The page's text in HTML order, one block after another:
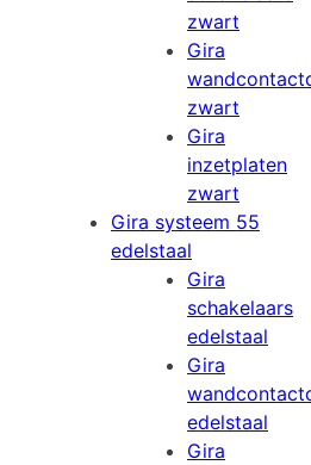
zwart
Gira
zwart
Gira
inzetplaten
zwart
Gira systeem 55
edelstaal
Gira
schakelaars
edelstaal
Gira
edelstaal
Gira